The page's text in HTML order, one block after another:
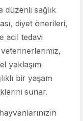
düzenli sağlık
diyet önerileri,
acil tedavi
yaklaşım
bir yaşam
sunar.